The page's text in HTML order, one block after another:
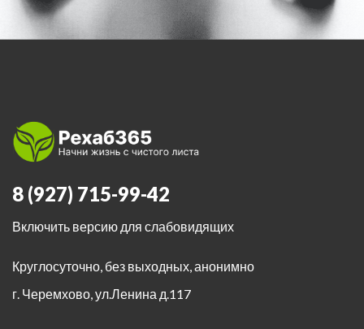
8 (927) 715-99-42
Включить версию для слабовидящих
Круглосуточно, без выходных, анонимно
г. Черемхово,ул.Ленина д.117